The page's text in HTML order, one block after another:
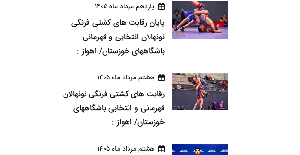
يازدهم مرداد ماه 1405
پایان رقابت های کشتی فرنگی
نونهالان انتخابی و قهرمانی
باشگاههای خوزستان/ اهواز :
هشتم مرداد ماه 1405
رقابت های کشتی فرنگی نونهالان
قهرمانی و انتخابی باشگاههای
خوزستان/ اهواز :
هشتم مرداد ماه 1405